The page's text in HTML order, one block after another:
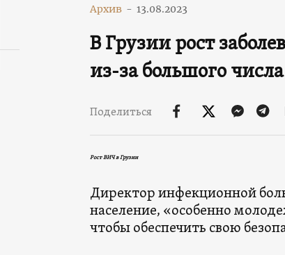
Архив - 13.08.2023
В Грузии рост
из-за большого
Поделиться
Рост ВИЧ в Грузии
Директор инфекционной
население, «особенно
чтобы обеспечить свою